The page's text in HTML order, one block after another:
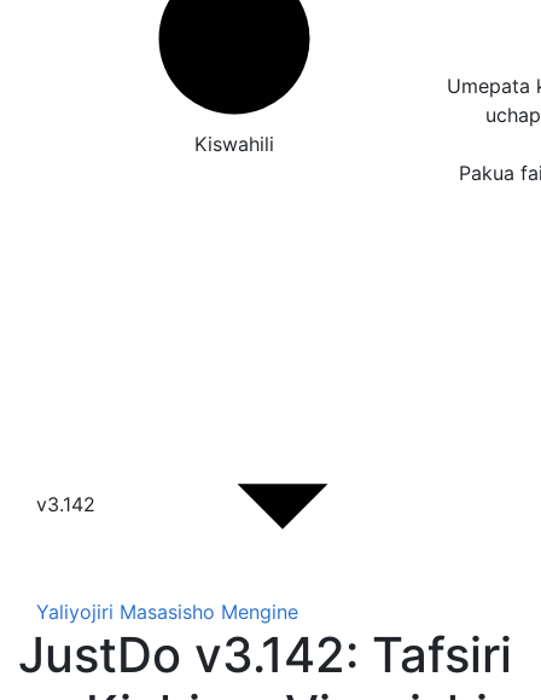
Kiswahili
Umepata
Pakua
v3.142
Yaliyojiri Masasisho Mengine
JustDo v3.142: Tafsiri